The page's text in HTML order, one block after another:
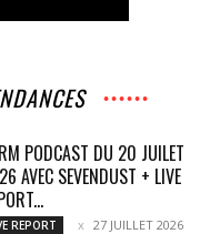
PODCAST DU 20 JUILET
AVEC SEVENDUST + LIVE
REPORT 27 JUILLET 2026